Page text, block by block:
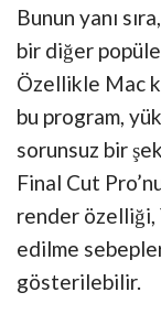
Bunun yanı
bir diğer
Özellikle Mac
bu program,
sorunsuz bir
Final Cut
render özelliği,
edilme
gösterilebilir.